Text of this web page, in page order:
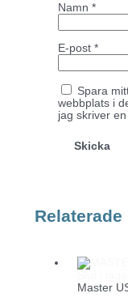
Namn *
E-post *
Spara
webbplats i
jag skriver
Master